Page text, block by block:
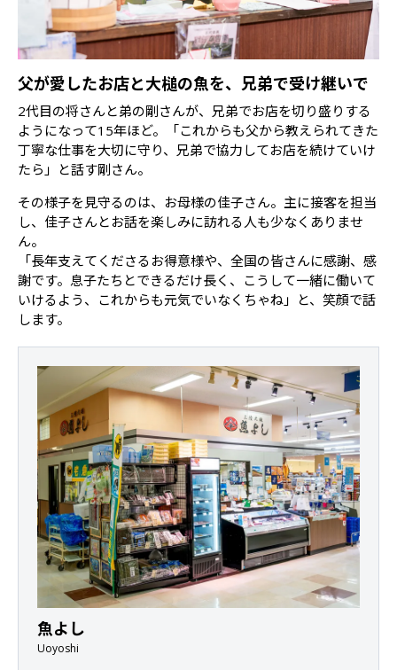
父が愛したお店と大槌の魚を、兄弟で受け継いで
2代目の将さんと弟の剛さんが、兄弟でお店を切り盛りする
ようになって15年ほど。「これからも父から教えられてきた
丁寧な仕事を大切に守り、兄弟で協力してお店を続けていけ
たら」と話す剛さん。
その様子を見守るのは、お母様の佳子さん。主に接客を担当
し、佳子さんとお話を楽しみに訪れる人も少なくありませ
ん。
「長年支えてくださるお得意様や、全国の皆さんに感謝、感
謝です。息子たちとできるだけ長く、こうして一緒に働いて
いけるよう、これからも元気でいなくちゃね」と、笑顔で話
します。
魚よし
Uoyoshi